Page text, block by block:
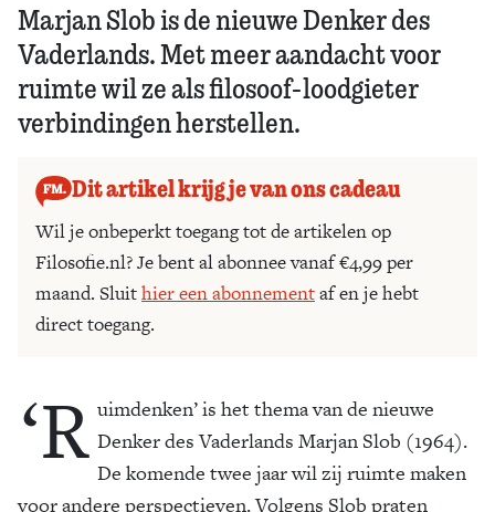
Marjan Slob is de nieuwe Denker des
Vaderlands. Met meer aandacht voor
ruimte wil ze als filosoof-loodgieter
verbindingen herstellen.
Dit artikel krijg je van ons cadeau
Wil je onbeperkt toegang tot de artikelen op
Filosofie.nl? Je bent al abonnee vanaf €4,99 per
maand. Sluithier een abonnementaf en je hebt
direct toegang.
‘R uimdenken’ is het thema van de nieuwe
Denker des ­Vaderlands Marjan Slob (1964).
De komende twee jaar wil zij ruimte maken
voor andere perspectieven. Volgens Slob praten